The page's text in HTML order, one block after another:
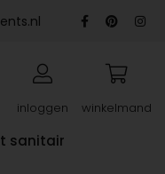
inloggen winkelmand
sanitair